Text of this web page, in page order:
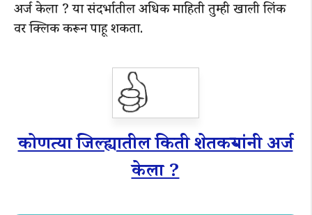
अर्ज केला ? या संदर्भातील अधिक माहिती तुम्ही खाली लिंक
वर क्लिक करून पाहू शकता.
कोणत्या जिल्ह्यातील किती शेतकऱ्यांनी अर्ज
केला ?